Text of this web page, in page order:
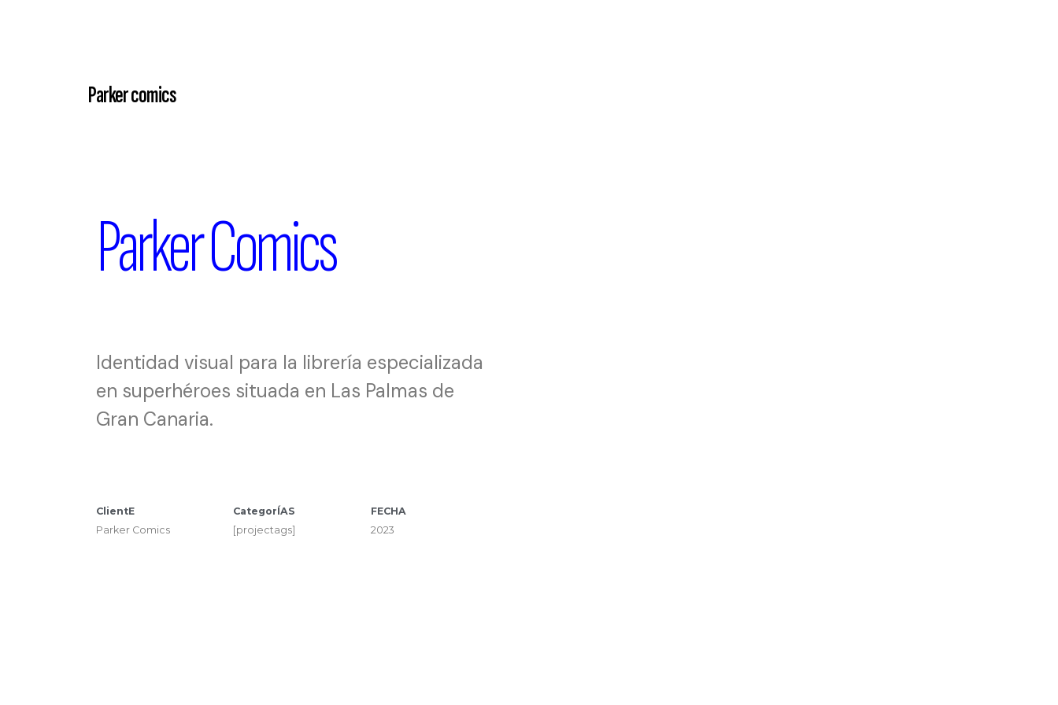
Parker comics
Parker Comics
Identidad visual para la librería especializada
en superhéroes situada en Las Palmas de
Gran Canaria.
ClientE
Parker Comics
CategorÍAS
[projectags]
FECHA
2023